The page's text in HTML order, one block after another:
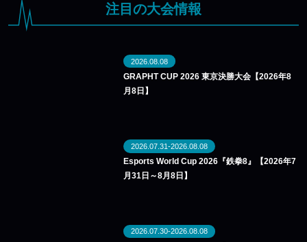
注目の大会情報
2026.08.08
GRAPHT CUP 2026 東京決勝大会【2026年8
月8日】
2026.07.31-2026.08.08
Esports World Cup 2026『鉄拳8』【2026年7
月31日～8月8日】
2026.07.30-2026.08.08